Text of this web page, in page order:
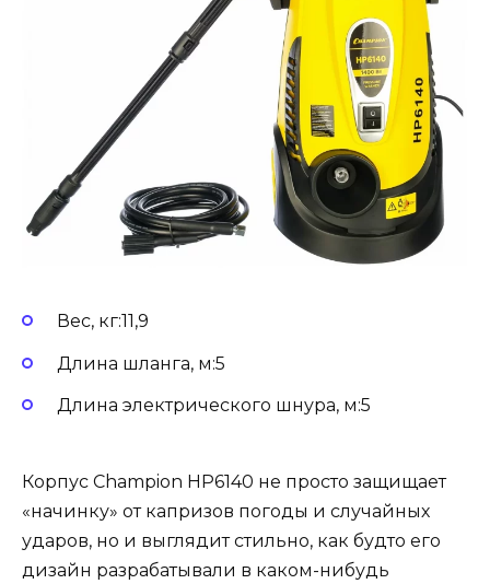
Вес, кг:11,9
Длина шланга, м:5
Длина электрического шнура, м:5
Корпус Champion HP6140 не просто защищает
«начинку» от капризов погоды и случайных
ударов, но и выглядит стильно, как будто его
дизайн разрабатывали в каком-нибудь